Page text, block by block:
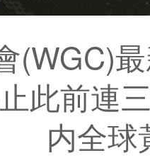
(WGC)
此前連
内全球